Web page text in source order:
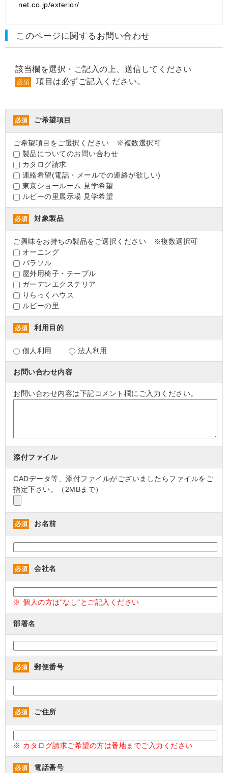
net.co.jp/exterior/
このページに関するお問い合わせ
該当欄を選択・ご記入の上、送信してください
必須 項目は必ずご記入ください。
必須 ご希望項目
ご希望項目をご選択ください ※複数選択可
製品についてのお問い合わせ
カタログ請求
連絡希望(電話・メールでの連絡が欲しい)
東京ショールーム 見学希望
ルビーの里展示場 見学希望
必須 対象製品
ご興味をお持ちの製品をご選択ください ※複数選択可
オーニング
パラソル
屋外用椅子・テーブル
ガーデンエクステリア
りらっくハウス
ルビーの里
必須 利用目的
個人利用 法人利用
お問い合わせ内容
お問い合わせ内容は下記コメント欄にご入力ください。
添付ファイル
CADデータ等、添付ファイルがございましたらファイルをご
指定下さい。（2MBまで）
必須 お名前
必須 会社名
※ 個人の方は"なし"とご記入ください
部署名
必須 郵便番号
必須 ご住所
※ カタログ請求ご希望の方は番地までご入力ください
必須 電話番号